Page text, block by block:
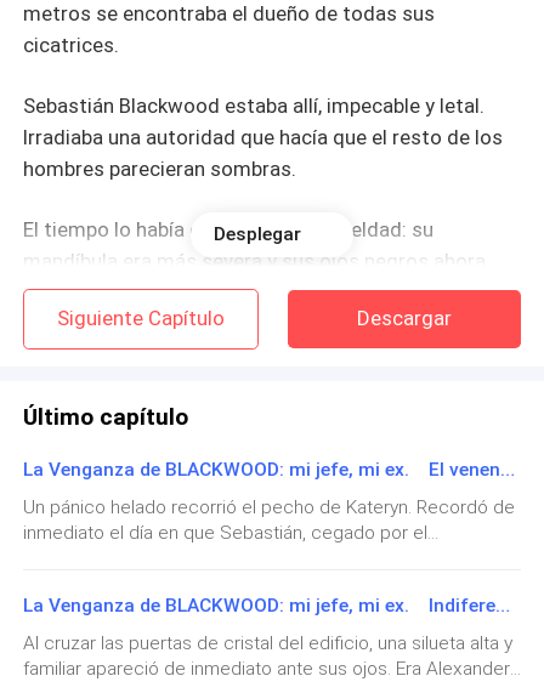
metros se encontraba el dueño de todas sus
cicatrices.
Sebastián Blackwood estaba allí, impecable y letal.
Irradiaba una autoridad que hacía que el resto de los
hombres parecieran sombras.
El tiempo lo había esculpido con crueldad: su
mandíbula era más severa y sus ojos negros ahora
cortaban el aire con una madurez peligrosa.
Pero lo que realmente la golpeó al encontrarlo con la
belleza etérea que se aferraba a su brazo con una
Sebastián no la apartó. Al contrario, correspondió con
una caricia posesiva sobre el hombro desnudo de su
realidad y no salir corriendo hacia la mujer que seguía
habitando sus pesadillas.
Desplegar
Siguiente Capítulo Descargar
Último capítulo
La Venganza de BLACKWOOD: mi jefe, mi ex. El veneno de la indiferencia.
Un pánico helado recorrió el pecho de Kateryn. Recordó de
inmediato el día en que Sebastián, cegado por el
alma que Sebastián repitiera esa misma crueldad y corriera
a Elena, Kat le quitó suavemente la carpeta a su amiga con
una mirada cargada de súplica. —No te preocupes, Elena,
de verdad. Yo puedo hacerlo sola —aseguró Kateryn,
La Venganza de BLACKWOOD: mi jefe, mi ex. Indiferencia restaurada.
Al cruzar las puertas de cristal del edificio, una silueta alta y
familiar apareció de inmediato ante sus ojos. Era Alexander,